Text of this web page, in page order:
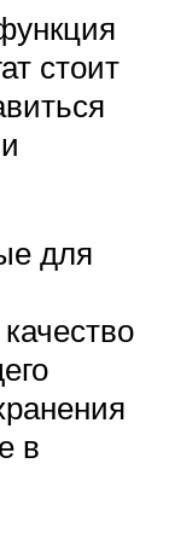
стоит
для
в